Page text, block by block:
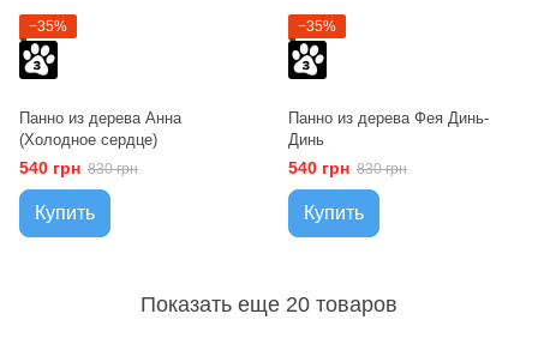
−35%
Панно из дерева Анна
(Холодное сердце)
540 грн 830 грн
Купить
−35%
Панно из дерева Фея Динь-
Динь
540 грн 830 грн
Купить
Показать еще 20 товаров